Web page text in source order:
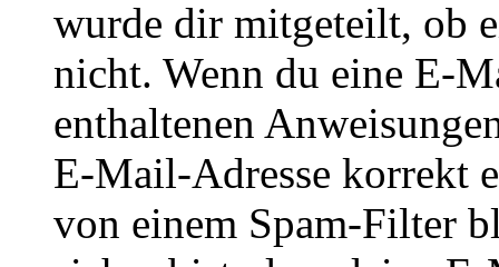
wurde dir mitgeteilt, ob
nicht. Wenn du eine E-
enthaltenen
E-Mail-Adresse korrekt
von einem Spam-Filter